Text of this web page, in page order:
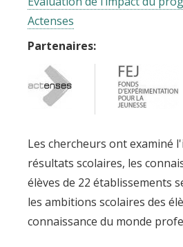
Actenses
Partenaires:
Les chercheurs ont examiné
résultats scolaires, les
élèves de 22 établissements
les ambitions scolaires des
connaissance du monde